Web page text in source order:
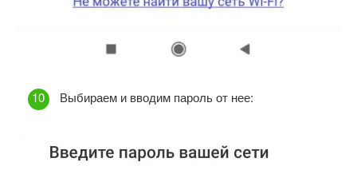
Выбираем и вводим пароль от нее: